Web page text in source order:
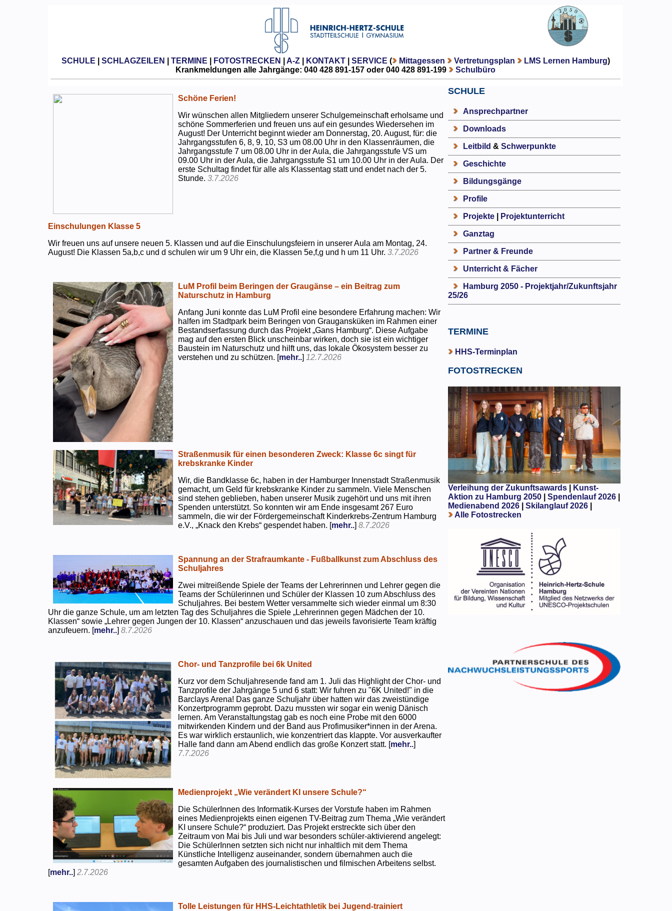
SCHULE SCHLAGZEILEN TERMINE FOTOSTRECKEN A-Z| KONTAKT| SERVICE ( Mittagessen Vertretungsplan LMS Lernen Hamburg)
Krankmeldungen alle Jahrgänge: 040 428 891-157 oder 040 428 891-199
Schulbüro
Schöne Ferien!
Wir wünschen allen Mitgliedern unserer Schulgemeinschaft erholsame und
schöne Sommerferien und freuen uns auf ein gesundes Wiedersehen im
August! Der Unterricht beginnt wieder am Donnerstag, 20. August, für: die
Jahrgangsstufen 6, 8, 9, 10, S3 um 08.00 Uhr in den Klassenräumen, die
Jahrgangsstufe 7 um 08.00 Uhr in der Aula, die Jahrgangsstufe VS um
09.00 Uhr in der Aula, die Jahrgangsstufe S1 um 10.00 Uhr in der Aula. Der
erste Schultag findet für alle als Klassentag statt und endet nach der 5.
Stunde.3.7.2026
Einschulungen Klasse 5
Wir freuen uns auf unsere neuen 5. Klassen und auf die Einschulungsfeiern in unserer Aula am Montag, 24.
August! Die Klassen 5a,b,c und d schulen wir um 9 Uhr ein, die Klassen 5e,f,g und h um 11 Uhr.3.7.2026
LuM Profil beim Beringen der Graugänse – ein Beitrag zum
Naturschutz in Hamburg
Anfang Juni konnte das LuM Profil eine besondere Erfahrung machen: Wir
halfen im Stadtpark beim Beringen von Graugansküken im Rahmen einer
Bestandserfassung durch das Projekt „Gans Hamburg“. Diese Aufgabe
mag auf den ersten Blick unscheinbar wirken, doch sie ist ein wichtiger
Baustein im Naturschutz und hilft uns, das lokale Ökosystem besser zu
verstehen und zu schützen. [mehr..] 12.7.2026
Straßenmusik für einen besonderen Zweck: Klasse 6c singt für
krebskranke Kinder
Wir, die Bandklasse 6c, haben in der Hamburger Innenstadt Straßenmusik
gemacht, um Geld für krebskranke Kinder zu sammeln. Viele Menschen
sind stehen geblieben, haben unserer Musik zugehört und uns mit ihren
Spenden unterstützt. So konnten wir am Ende insgesamt 267 Euro
sammeln, die wir der Fördergemeinschaft Kinderkrebs-Zentrum Hamburg
e.V., „Knack den Krebs“ gespendet haben. [mehr..]8.7.2026
Spannung an der Strafraumkante - Fußballkunst zum Abschluss des
Schuljahres
Zwei mitreißende Spiele der Teams der Lehrerinnen und Lehrer gegen die
Teams der Schülerinnen und Schüler der Klassen 10 zum Abschluss des
Schuljahres. Bei bestem Wetter versammelte sich wieder einmal um 8:30
Uhr die ganze Schule, um am letzten Tag des Schuljahres die Spiele „Lehrerinnen gegen Mädchen der 10.
Klassen“ sowie „Lehrer gegen Jungen der 10. Klassen“ anzuschauen und das jeweils favorisierte Team kräftig
anzufeuern. [mehr..]8.7.2026
Chor- und Tanzprofile bei 6k United
Kurz vor dem Schuljahresende fand am 1. Juli das Highlight der Chor- und
Tanzprofile der Jahrgänge 5 und 6 statt: Wir fuhren zu "6K United!" in die
Barclays Arena! Das ganze Schuljahr über hatten wir das zweistündige
Konzertprogramm geprobt. Dazu mussten wir sogar ein wenig Dänisch
lernen. Am Veranstaltungstag gab es noch eine Probe mit den 6000
mitwirkenden Kindern und der Band aus Profimusiker*innen in der Arena.
Es war wirklich erstaunlich, wie konzentriert das klappte. Vor ausverkaufter
Halle fand dann am Abend endlich das große Konzert statt. [mehr..]
7.7.2026
Medienprojekt „Wie verändert KI unsere Schule?“
Die SchülerInnen des Informatik-Kurses der Vorstufe haben im Rahmen
eines Medienprojekts einen eigenen TV-Beitrag zum Thema „Wie verändert
KI unsere Schule?“ produziert. Das Projekt erstreckte sich über den
Zeitraum von Mai bis Juli und war besonders schüler-aktivierend angelegt:
Die SchülerInnen setzten sich nicht nur inhaltlich mit dem Thema
Künstliche Intelligenz auseinander, sondern übernahmen auch die
gesamten Aufgaben des journalistischen und filmischen Arbeitens selbst.
[mehr..]2.7.2026
Tolle Leistungen für HHS-Leichtathletik bei Jugend-trainiert
SCHULE
Ansprechpartner
Downloads
Leitbild & Schwerpunkte
Geschichte
Bildungsgänge
Profile
Projekte| Projektunterricht
Ganztag
Partner & Freunde
Unterricht & Fächer
Hamburg 2050 - Projektjahr/Zukunftsjahr
25/26
TERMINE
HHS-Terminplan
FOTOSTRECKEN
Verleihung der Zukunftsawards|
Kunst-
Aktion zu Hamburg 2050
Spendenlauf 2026|
Medienabend 2026| Skilanglauf 2026|
Alle Fotostrecken